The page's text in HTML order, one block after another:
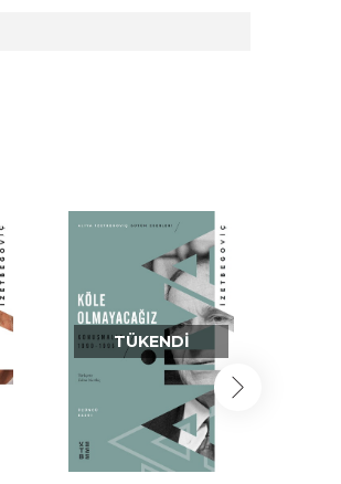
TÜKENDI